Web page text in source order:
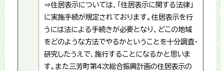
⇒住居表示については、「住居表示に関する法律」
に実施手続が規定されております。住居表示を行
うには法による手続きが必要となり、どこの地域
をどのような方法でやるかということを十分調査・
研究したうえで、施行することになるかと思いま
す。また三芳町第4次総合振興計画の住居表示の